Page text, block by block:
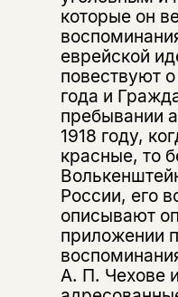
которые он
еврейской
повествуют
года и
пребывании
1918 году,
красные, то
России, его
описывают
приложении
А. П. Чехове
За подписку
скидку 15%
Я соглашаюсь с
на склад
электронный
Я соглашаюсь с
Эта книга
не
Скажите,
вам уже
нет,